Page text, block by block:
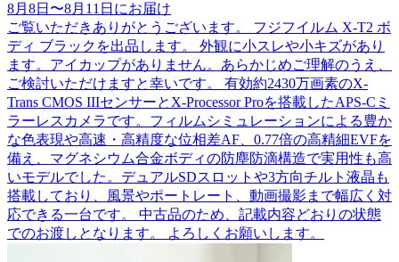
8月8日 〜8月11日 にお届け
ご覧いただきありがとうございます。 フジフイルム X-T2 ボ
ディ ブラックを出品します。 外観に小スレや小キズがあり
ます。アイカップがありません。あらかじめご理解のうえ、
ご検討いただけますと幸いです。 有効約2430万画素のX-
Trans CMOS IIIセンサーとX-Processor Proを搭載したAPS-Cミ
ラーレスカメラです。フィルムシミュレーションによる豊か
な色表現や高速・高精度な位相差AF、0.77倍の高精細EVFを
備え、マグネシウム合金ボディの防塵防滴構造で実用性も高
いモデルでした。デュアルSDスロットや3方向チルト液晶も
搭載しており、風景やポートレート、動画撮影まで幅広く対
応できる一台です。 中古品のため、記載内容どおりの状態
でのお渡しとなります。 よろしくお願いします。